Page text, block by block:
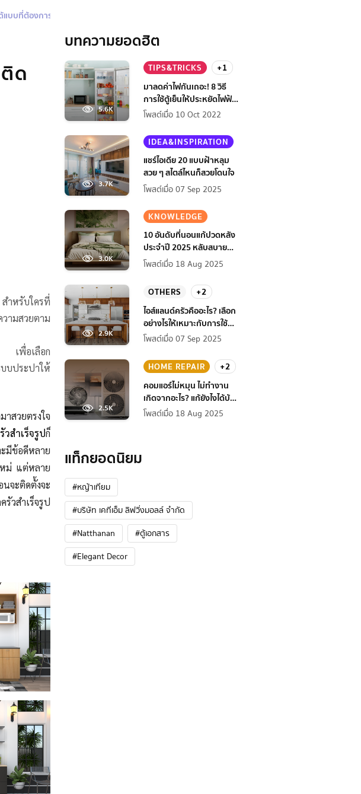
แบบที่ต้องการ
ด
ำหรับใครที่
ามสวยตาม
เพื่อเลือก
บประปาให้
สวยตรงใจ
วสำเร็จรูปก็
มีข้อดีหลาย
หม่ แต่หลาย
จะติดตั้งจะ
วสําเร็จรูป
บทความยอดฮิต
5.6K
TIPS&TRICKS
+1
มาลดค่าไฟกันเถอะ! 8 วิธี
การใช้ตู้เย็นให้ประหยัดไฟฟ้า
กว่าเดิม
โพสต์เมื่อ 10 Oct 2022
3.7K
IDEA&INSPIRATION
แชร์ไอเดีย 20 แบบฝ้าหลุม
สวย ๆ สไตล์ไหนก็สวยโดนใจ
โพสต์เมื่อ 07 Sep 2025
3.0K
KNOWLEDGE
10 อันดับที่นอนแก้ปวดหลัง
ประจำปี 2025 หลับสบาย
สุขภาพดียิ่งกว่าเดิม
โพสต์เมื่อ 18 Aug 2025
2.9K
OTHERS
+2
ไอส์แลนด์ครัวคืออะไร? เลือก
อย่างไรให้เหมาะกับการใช้
งานที่บ้าน
โพสต์เมื่อ 07 Sep 2025
2.5K
HOME REPAIR
+2
คอมแอร์ไม่หมุน ไม่ทํางาน
เกิดจากอะไร? แก้ยังไงได้บ้าง
ก่อนแอร์พัง!
โพสต์เมื่อ 18 Aug 2025
แท็กยอดนิยม
#หญ้าเทียม
#บริษัท เคทีเอ็ม ลิฟวิ่งมอลล์ จำกัด
#Natthanan
#ตู้เอกสาร
#Elegant Decor